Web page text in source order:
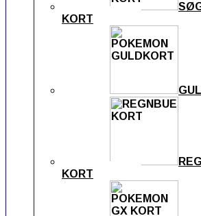
KORT
KORT